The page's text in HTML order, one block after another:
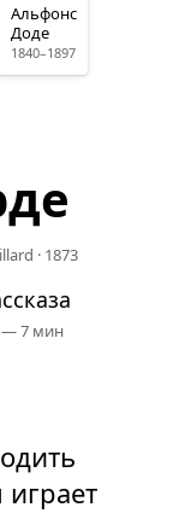
Альфонс
Доде
1840–1897
· 1873
— 7 мин